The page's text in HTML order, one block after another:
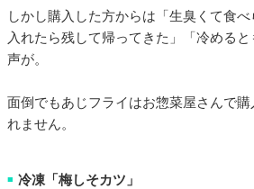
しかし購入した方からは「生臭くて食
入れたら残して帰ってきた」「冷める
声が。
面倒でもあじフライはお惣菜屋さんで
れません。
■ 冷凍「梅しそカツ」